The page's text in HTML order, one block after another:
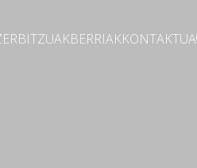
BERRIAKKONTAKTUA